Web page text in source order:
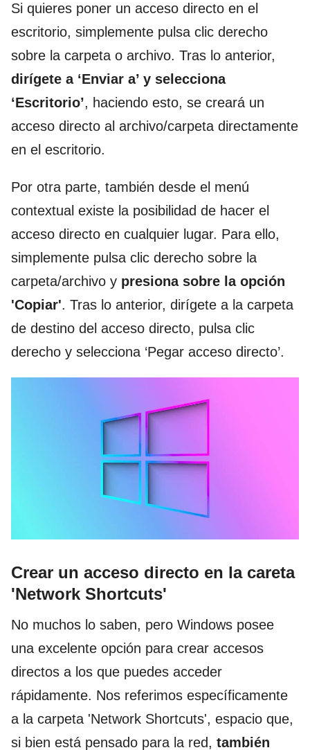
Si quieres poner un acceso directo en el
escritorio, simplemente pulsa clic derecho
sobre la carpeta o archivo. Tras lo anterior,
dirígete a ‘Enviar a’ y selecciona
‘Escritorio’, haciendo esto, se creará un
acceso directo al archivo/carpeta directamente
en el escritorio.
Por otra parte, también desde el menú
contextual existe la posibilidad de hacer el
acceso directo en cualquier lugar. Para ello,
simplemente pulsa clic derecho sobre la
carpeta/archivo y presiona sobre la opción
'Copiar'. Tras lo anterior, dirígete a la carpeta
de destino del acceso directo, pulsa clic
derecho y selecciona ‘Pegar acceso directo’.
Crear un acceso directo en la careta
'Network Shortcuts'
No muchos lo saben, pero Windows posee
una excelente opción para crear accesos
directos a los que puedes acceder
rápidamente. Nos referimos específicamente
a la carpeta 'Network Shortcuts', espacio que,
si bien está pensado para la red, también